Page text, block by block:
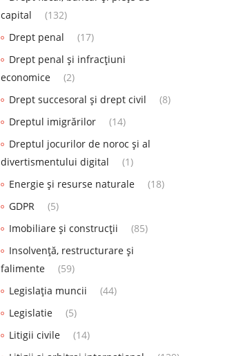
capital
(132)
Drept penal
(17)
Drept penal și infracțiuni
economice
(2)
Drept succesoral și drept civil
(8)
Dreptul imigrărilor
(14)
Dreptul jocurilor de noroc și al
divertismentului digital
(1)
Energie și resurse naturale
(18)
GDPR
(5)
Imobiliare și construcții
(85)
Insolvență, restructurare și
falimente
(59)
Legislația muncii
(44)
Legislatie
(5)
Litigii civile
(14)